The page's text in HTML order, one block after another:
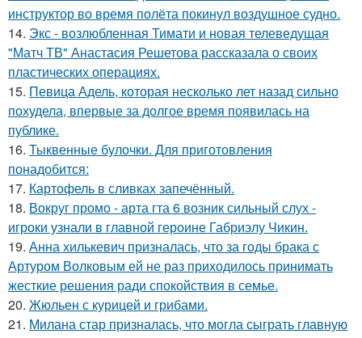
инструктор во время полёта покинул воздушное судно.
14. Экс - возлюбленная Тимати и новая телеведущая
"Матч ТВ" Анастасия Решетова рассказала о своих
пластических операциях.
15. Певица Адель, которая несколько лет назад сильно
похудела, впервые за долгое время появилась на
публике.
16. Тыквенные булочки. Для приготовления
понадобится:
17. Картофель в сливках запечённый.
18. Вокруг промо - арта гта 6 возник сильный слух -
игроки узнали в главной героине Габриэлу Чикин.
19. Анна хилькевич призналась, что за годы брака с
Артуром Волковым ей не раз приходилось принимать
жесткие решения ради спокойствия в семье.
20. Жюльен с курицей и грибами.
21. Милана стар призналась, что могла сыграть главную